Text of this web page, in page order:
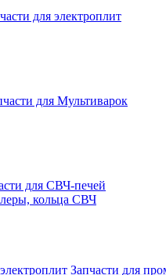
для электроплит
для Мультиварок
для СВЧ-печей
кольца СВЧ
Запчасти для